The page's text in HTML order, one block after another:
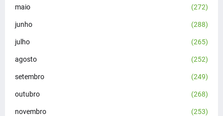
maio (272)
junho (288)
julho (265)
agosto (252)
setembro (249)
outubro (268)
novembro (253)